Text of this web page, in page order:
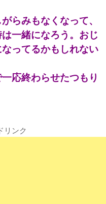
らみもなくなって、
一緒になろう。 おじ
ってるかもしれない
応終わらせたつもり
リンク